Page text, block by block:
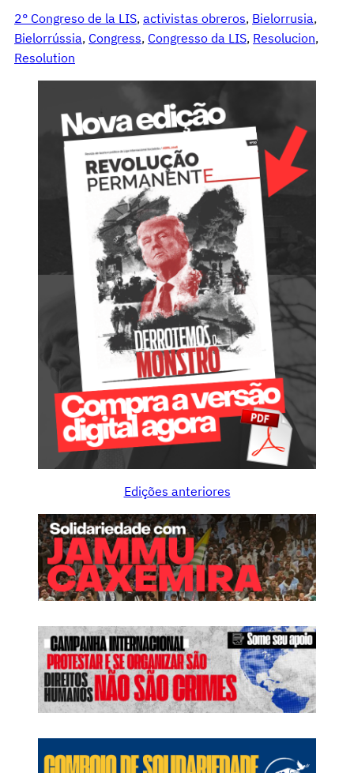
2° Congreso de la LIS, activistas obreros, Bielorrusia
Bielorrússia, Congress, Congresso da LIS, Resolucion
Resolution
Edições anteriores